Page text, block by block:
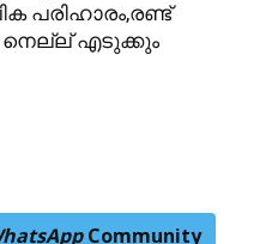
പരിഹാരം,രണ്ട്
എടുക്കും
Community